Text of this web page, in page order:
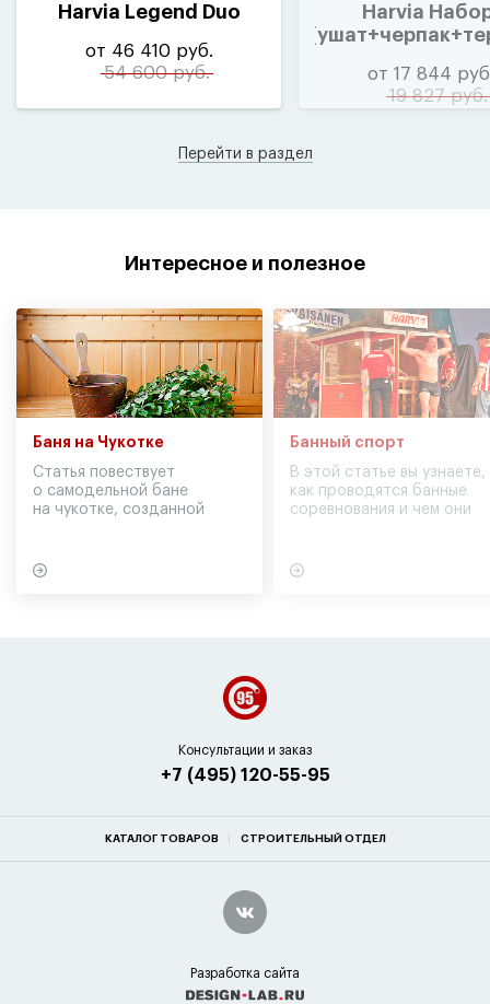
Harvia Legend Duo
от 46 410 руб.
54 600 руб.
Harvia
(
от 17 844
19 827 руб.
Перейти в раздел
Интересное и полезное
Баня на Чукотке
Статья повествует
о самодельной бане
на чукотке, созданной
Банный спорт
В этой статье вы узнаете,
как проводятся банные
соревнования и чем они
Консультации и заказ
+7 (495) 120-55-95
КАТАЛОГ ТОВАРОВ СТРОИТЕЛЬНЫЙ ОТДЕЛ
Разработка сайта